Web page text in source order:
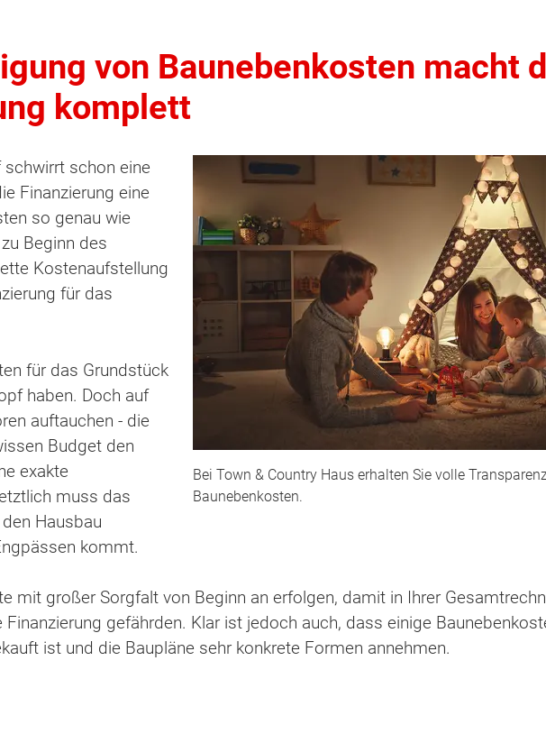
von Baunebenkosten macht
komplett
Bei Town & Country Haus erhalten Sie volle
Baunebenkosten.
schwirrt schon eine
Finanzierung eine
so genau wie
Beginn des
Kostenaufstellung
für das
für das Grundstück
haben. Doch auf
auftauchen - die
Budget den
exakte
muss das
Hausbau
kommt.
mit großer Sorgfalt von Beginn an erfolgen, damit in Ihrer
gefährden. Klar ist jedoch auch, dass einige
ist und die Baupläne sehr konkrete Formen annehmen.